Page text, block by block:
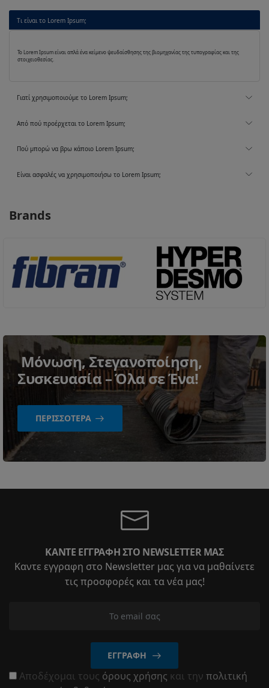
Τι είναι το Lorem Ipsum;
Το Lorem Ipsum είναι απλά ένα κείμενο ψευδαίσθησης της βιομηχανίας της τυπογραφίας και της
στοιχειοθεσίας.
Γιατί χρησιμοποιούμε το Lorem Ipsum;
Από πού προέρχεται το Lorem Ipsum;
Πού μπορώ να βρω κάποιο Lorem Ipsum;
Είναι ασφαλές να χρησιμοποιήσω το Lorem Ipsum;
Brands
Μόνωση, Στεγανοποίηση,
Συσκευασία – Όλα σε Ένα!
ΠΕΡΙΣΣΌΤΕΡΑ
ΚΆΝΤΕ ΕΓΓΡΑΦΉ ΣΤΟ NEWSLETTER ΜΑΣ
Καντε εγγραφη στο Newsletter μας για να μαθαίνετε
τις προσφορές και τα νέα μας!
ΕΓΓΡΑΦΉ
Αποδέχομαι τους όρους χρήσης και την πολιτική